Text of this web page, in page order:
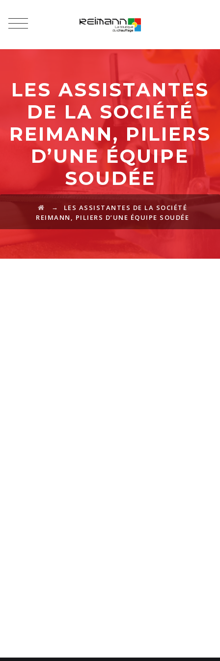
LES ASSISTANTES
DE LA SOCIÉTÉ
REIMANN, PILIERS
D’UNE ÉQUIPE
SOUDÉE
→
LES ASSISTANTES DE LA SOCIÉTÉ
REIMANN, PILIERS D’UNE ÉQUIPE SOUDÉE